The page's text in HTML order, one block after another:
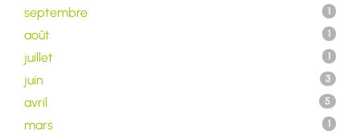
septembre 1
août 1
juillet 1
juin 3
avril 5
mars 1